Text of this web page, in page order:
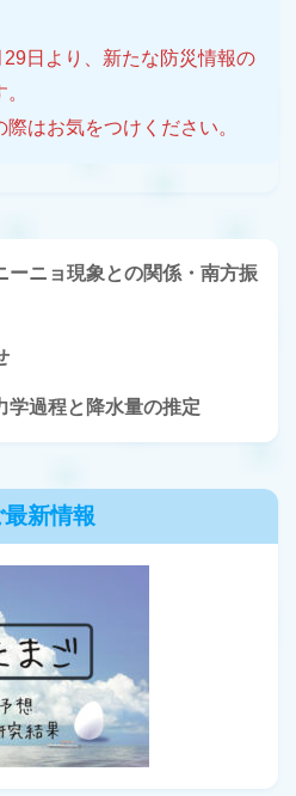
29日より、新たな防災情報の
はお気をつけください。
ーニョ現象との関係・南方振
学過程と降水量の推定
新情報